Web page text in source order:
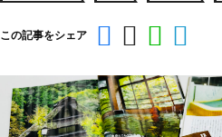
この記事をシェア